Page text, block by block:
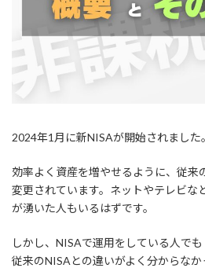
2024年1月に新NISAが開始されました。
効率よく資産を増やせるように、従来
変更されています。ネットやテレビな
が湧いた人もいるはずです。
しかし、NISAで運用をしている人でも
従来のNISAとの違いがよく分からな